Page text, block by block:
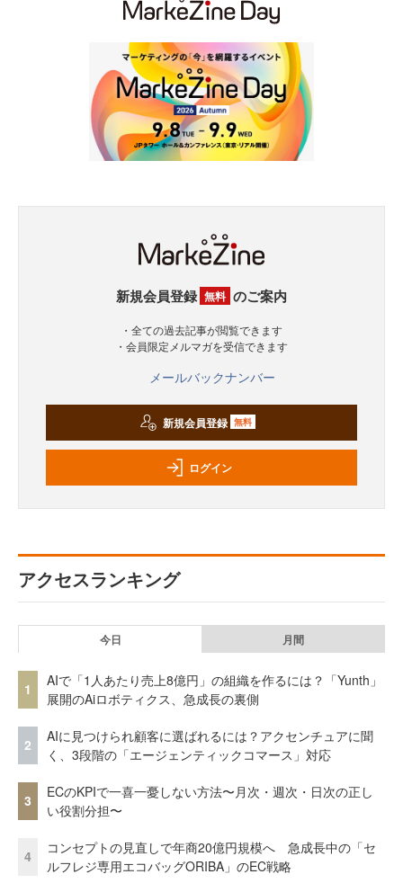
新規会員登録 無料 のご案内
・全ての過去記事が閲覧できます
・会員限定メルマガを受信できます
メールバックナンバー
新規会員登録 無料
ログイン
アクセスランキング
今日 月間
1
AIで「1人あたり売上8億円」の組織を作るには？「Yunth」
展開のAiロボティクス、急成長の裏側
2
AIに見つけられ顧客に選ばれるには？アクセンチュアに聞
く、3段階の「エージェンティックコマース」対応
3
ECのKPIで一喜一憂しない方法〜月次・週次・日次の正し
い役割分担〜
4
コンセプトの見直しで年商20億円規模へ 急成長中の「セ
ルフレジ専用エコバッグORIBA」のEC戦略